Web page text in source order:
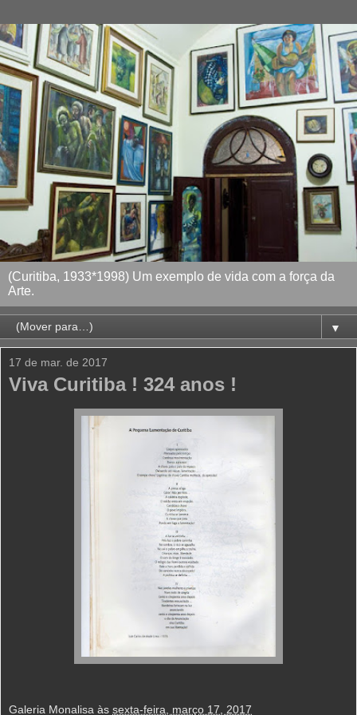
(Curitiba, 1933*1998) Um exemplo de vida com a força da
Arte.
▼
17 de mar. de 2017
Viva Curitiba ! 324 anos !
Galeria Monalisa às sexta-feira, março 17, 2017